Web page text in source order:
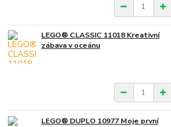
LEGO® CLASSIC 11018 Kreativní
zábava v oceánu
LEGO® DUPLO 10977 Moje první